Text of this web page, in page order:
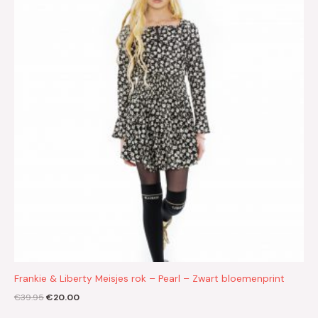
Frankie & Liberty Meisjes rok – Pearl – Zwart bloemenprint
€39.95€20.00